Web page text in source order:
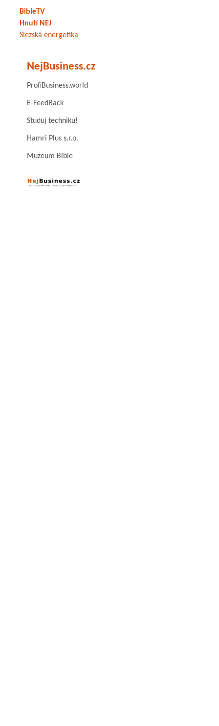
BibleTV
Hnutí NEJ
Slezská energetika
NejBusiness.cz
ProfiBusiness.world
E-FeedBack
Studuj techniku!
Hamri Plus s.r.o.
Muzeum Bible